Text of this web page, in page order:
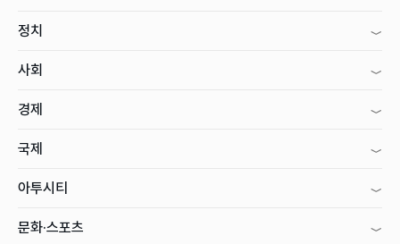
정치
사회
경제
국제
아투시티
문화·스포츠